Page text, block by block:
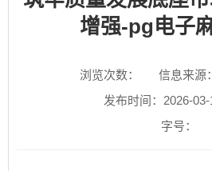
增强-pg电子
浏览次数：
信息来源
发布时间：2026-
字号：